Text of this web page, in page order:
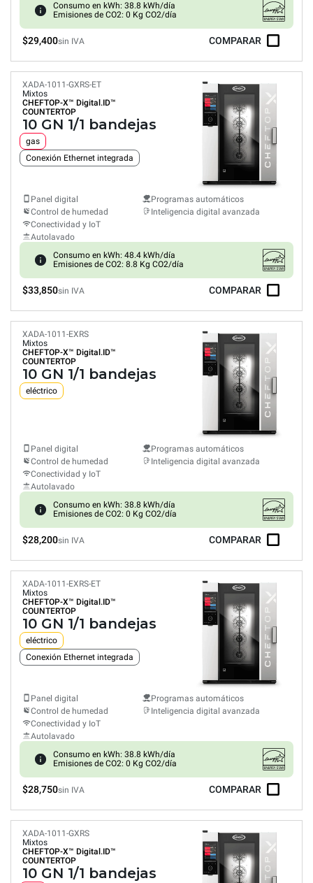
Consumo en kWh: 38.8 kWh/día
Emisiones de CO2: 0 Kg CO2/día
$29,400sin IVA COMPARAR
XADA-1011-GXRS-ET
Mixtos
CHEFTOP-X™ Digital.ID™
COUNTERTOP
10 GN 1/1 bandejas
gas
Conexión Ethernet integrada
Panel digital
Control de humedad
Conectividad y IoT
Autolavado
Programas automáticos
Inteligencia digital avanzada
Consumo en kWh: 48.4 kWh/día
Emisiones de CO2: 8.8 Kg CO2/día
$33,850sin IVA COMPARAR
XADA-1011-EXRS
Mixtos
CHEFTOP-X™ Digital.ID™
COUNTERTOP
10 GN 1/1 bandejas
eléctrico
Panel digital
Control de humedad
Conectividad y IoT
Autolavado
Programas automáticos
Inteligencia digital avanzada
Consumo en kWh: 38.8 kWh/día
Emisiones de CO2: 0 Kg CO2/día
$28,200sin IVA COMPARAR
XADA-1011-EXRS-ET
Mixtos
CHEFTOP-X™ Digital.ID™
COUNTERTOP
10 GN 1/1 bandejas
eléctrico
Conexión Ethernet integrada
Panel digital
Control de humedad
Conectividad y IoT
Autolavado
Programas automáticos
Inteligencia digital avanzada
Consumo en kWh: 38.8 kWh/día
Emisiones de CO2: 0 Kg CO2/día
$28,750sin IVA COMPARAR
XADA-1011-GXRS
Mixtos
CHEFTOP-X™ Digital.ID™
COUNTERTOP
10 GN 1/1 bandejas